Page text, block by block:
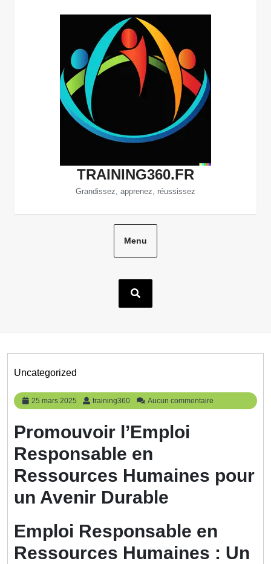
TRAINING360.FR
Grandissez, apprenez, réussissez
Menu
Uncategorized
25 mars 2025
25
mars
training360 training360
Aucun commentaire
Promouvoir l’Emploi
Responsable en
Ressources Humaines pour
un Avenir Durable
Emploi Responsable en
Ressources Humaines : Un